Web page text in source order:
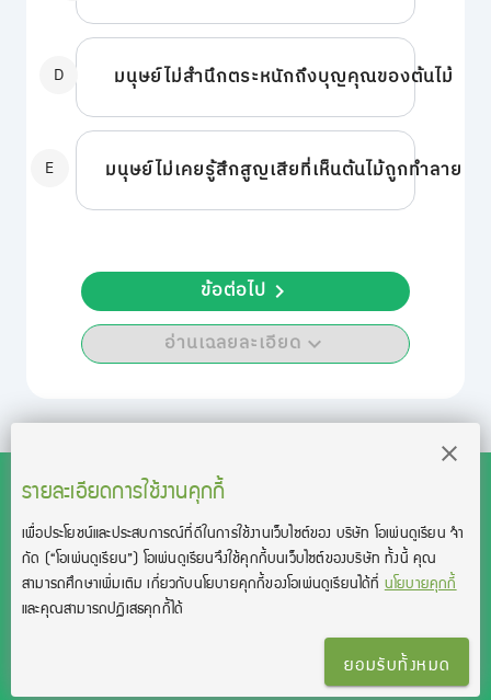
D มนุษย์ไม่สำนึกตระหนักถึงบุญคุณของต้นไม้
E มนุษย์ไม่เคยรู้สึกสูญเสียที่เห็นต้นไม้ถูกทำลาย
อ่านเฉลยละเอียด
ข้อต่อไป
รายละเอียดการใช้งานคุกกี้
เพื่อประโยชน์และประสบการณ์ที่ดีในการใช้งานเว็บไซต์ของ บริษัท โอเพ่นดูเรียน จํา
กัด (“โอเพ่นดูเรียน”)โอเพ่นดูเรียนจึงใช้คุกกี้บนเว็บไซต์ของบริษัท ทั้งนี้ คุณ
สามารถศึกษาเพิ่มเติม เกี่ยวกับนโยบายคุกกี้ของโอเพ่นดูเรียนได้ที่นโยบายคุกกี้
และคุณสามารถปฏิเสธคุกกี้ได้
ยอมรับทั้งหมด
สงวนลิขสิทธิ์โดย บริษัท โอเพ่นดูเรียน จำกัด 2021 ©︎ OpenDurian
Co., Ltd.
TOEIC® and TOEFL® are registered trademarks of Educational Testing
ติดต่อเรา